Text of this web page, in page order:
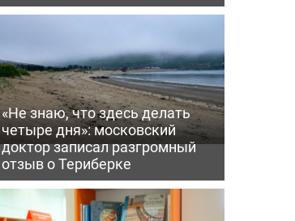
«Не знаю, что здесь делать
четыре дня»: московский
доктор записал разгромный
отзыв о Териберке